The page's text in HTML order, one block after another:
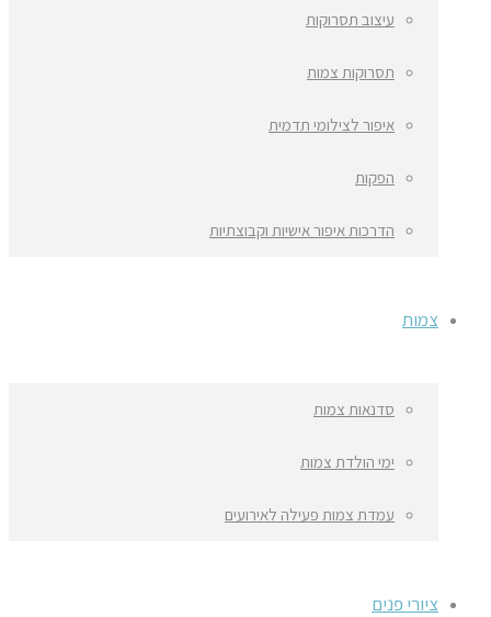
עיצוב תסרוקות
תסרוקות צמות
איפור לצילומי תדמית
הפקות
הדרכות איפור אישיות וקבוצתיות
צמות
סדנאות צמות
ימי הולדת צמות
עמדת צמות פעילה לאירועים
ציורי פנים